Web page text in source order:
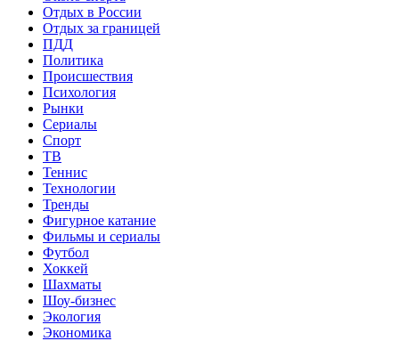
Отдых в России
Отдых за границей
ПДД
Политика
Происшествия
Психология
Рынки
Сериалы
Спорт
ТВ
Теннис
Технологии
Тренды
Фигурное катание
Фильмы и сериалы
Футбол
Хоккей
Шахматы
Шоу-бизнес
Экология
Экономика